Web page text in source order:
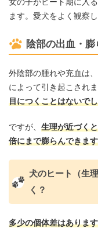
ます。愛犬をよく観察
陰部の出血・
外陰部の腫れや充血は
によって引き起こされま
目につくことはないで
ですが、 生理が近づく
倍にまで膨らんできま
犬のヒート（生
く？
多少の個体差はありま